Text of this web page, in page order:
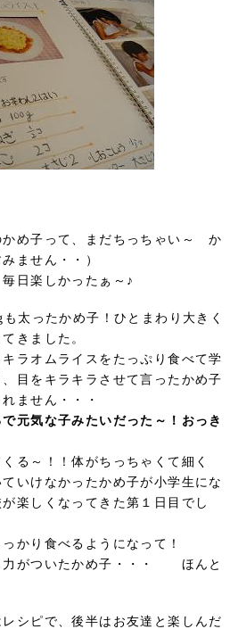
かめ子って、まだちっちゃい～ か
ません・・）
日楽しかったぁ～♪
太ったかめ子！ひとまわり大きく
きました。
ラオムライスをたっぷり食べて学
目をキラキラさせて言ったかめ子
ません・・・
で元気な子みたいだった～！おっき
る～！！体がちっちゃくて細く
いけなかったかめ子が小学生にな
楽しくなってきた第１日目でし
かり食べるようになって！
力がついたかめ子・・・ ほんと
シピで、後半はお友達と楽しんだ